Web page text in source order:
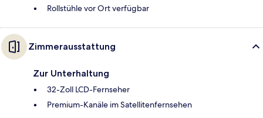
Rollstühle vor Ort verfügbar
Zimmerausstattung
Zur Unterhaltung
32-Zoll LCD-Fernseher
Premium-Kanäle im Satellitenfernsehen